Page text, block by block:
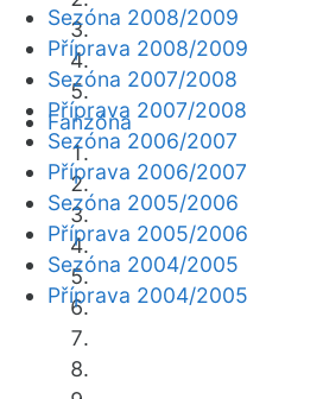
Fanzóna
Sezóna 2008/2009
Příprava 2008/2009
Sezóna 2007/2008
Příprava 2007/2008
Sezóna 2006/2007
Příprava 2006/2007
Sezóna 2005/2006
Příprava 2005/2006
Sezóna 2004/2005
Příprava 2004/2005